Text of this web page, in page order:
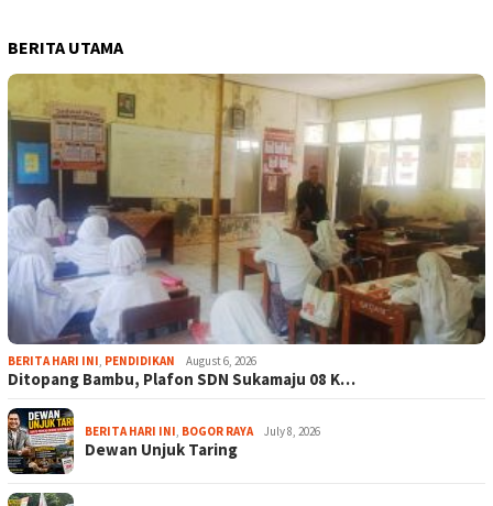
BERITA UTAMA
BERITA HARI INI PENDIDIKAN August 6, 2026
Ditopang Bambu, Plafon SDN Sukamaju 08 K…
BERITA HARI INI BOGOR RAYA July 8, 2026
Dewan Unjuk Taring